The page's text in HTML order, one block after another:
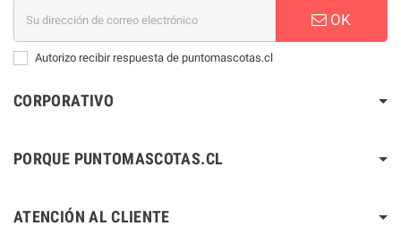
OK
Autorizo recibir respuesta de puntomascotas.cl
CORPORATIVO
PORQUE PUNTOMASCOTAS.CL
ATENCIÓN AL CLIENTE